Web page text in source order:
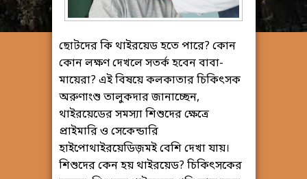
ছোটদের কি থাইরয়েড হতে পারে? কোন
কোন লক্ষণ দেখলে সতর্ক হবেন বাবা-
মায়েরা? এই বিষয়ে কলকাতার চিকিৎসক
অরুণাংশু তালুকদার জানাচ্ছেন,
থাইরয়েডের সমস্যা শিশুদের ক্ষেত্রে
প্রাইমারি ও সেকেন্ডারি
হাইপোথাইরয়েডিজ়মই বেশি দেখা যায়।
শিশুদের কেন হয় থাইরয়েড? চিকিৎসকের